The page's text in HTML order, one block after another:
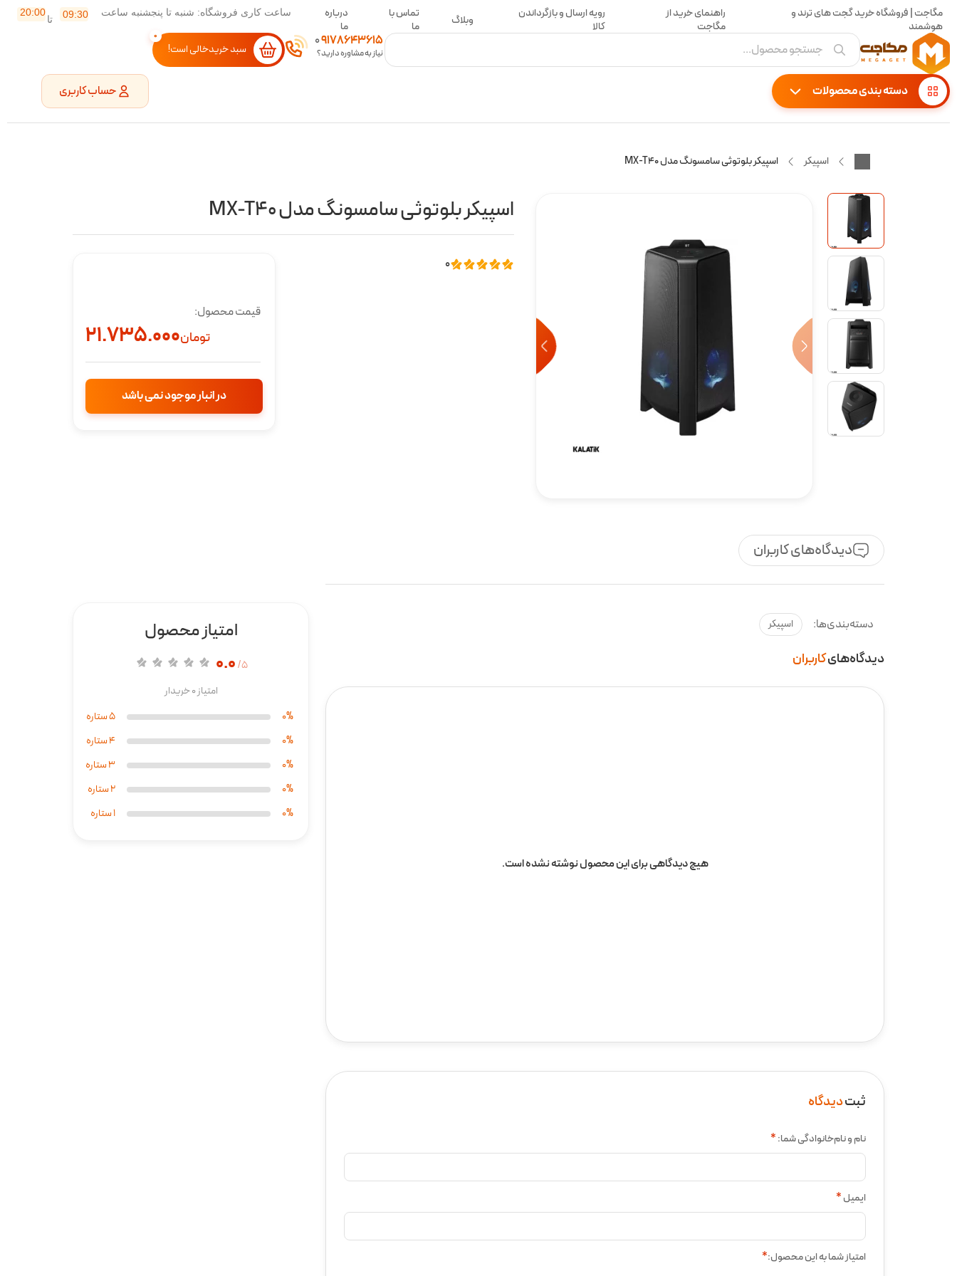
مگاجت | فروشگاه خرید گجت های ترند و
هوشمند
راهنمای خرید از
مگاجت
رویه ارسال و بازگرداندن
کالا
وبلاگ
تماس با
ما
درباره
ما
ساعت کاری فروشگاه: شنبه تا پنجشنبه ساعت 09:30 تا
20:00
جستجو محصول...
9178643615
0
نیاز به مشاوره دارید؟
0
سبد خریدخالی است!
دسته بندی محصولات حساب کاربری
اسپیکر اسپیکر بلوتوثی سامسونگ مدل MX-T40
اسپیکر بلوتوثی سامسونگ مدل MX-T40
0
قیمت محصول:
تومان۲۱.۷۳۵.۰۰۰
در انبار موجود نمی باشد
دیدگاه‌های کاربران
دیدگاه‌هایکاربران
هیچ دیدگاهی برای این محصول نوشته نشده است.
ثبتدیدگاه
امتیاز شما به این محصول:*
نام و نام‌خانوادگی شما:*
ایمیل*
دسته‌بندی‌ها: اسپیکر امتیاز محصول
5/
امتیاز 0 خریدار
5 ستاره
0%
4 ستاره
0%
3 ستاره
0%
2 ستاره
0%
1 ستاره
0%